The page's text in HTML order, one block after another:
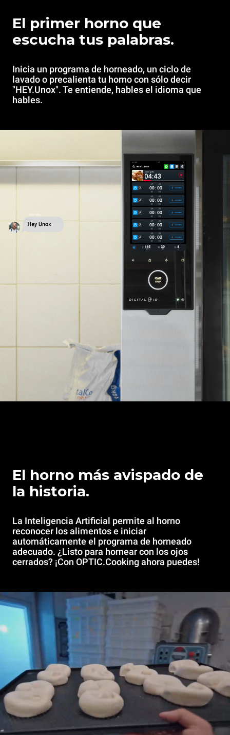
El primer horno que
escucha tus palabras.
Inicia un programa de horneado, un ciclo de
lavado o precalienta tu horno con sólo decir
"HEY.Unox". Te entiende, hables el idioma que
hables.
El horno más avispado de
la historia.
La Inteligencia Artificial permite al horno
reconocer los alimentos e iniciar
automáticamente el programa de horneado
adecuado. ¿Listo para hornear con los ojos
cerrados? ¡Con OPTIC.Cooking ahora puedes!